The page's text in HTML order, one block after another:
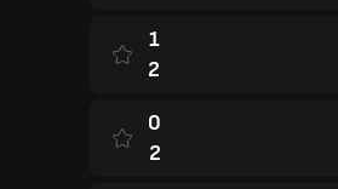
1
2
0
2